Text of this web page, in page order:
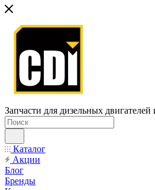
Запчасти для дизельных
Каталог
Акции
Блог
Бренды